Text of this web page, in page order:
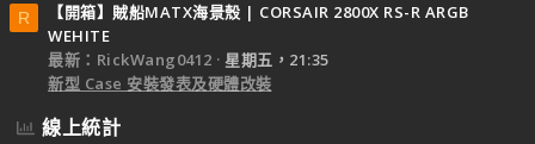
R
【開箱】賊船MATX海景殼 | CORSAIR 2800X RS-R ARGB
WEHITE
最新：RickWang0412
星期五，21:35
新型 Case 安裝發表及硬體改裝
線上統計